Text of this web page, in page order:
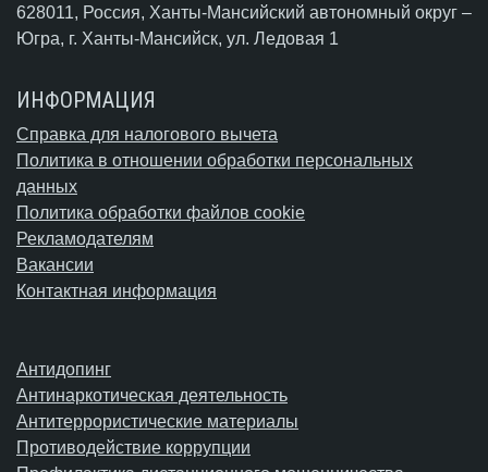
628011, Россия, Ханты-Мансийский автономный округ –
Югра, г. Ханты-Мансийск, ул. Ледовая 1
ИНФОРМАЦИЯ
Справка для налогового вычета
Политика в отношении обработки персональных
данных
Политика обработки файлов cookie
Рекламодателям
Вакансии
Контактная информация
Антидопинг
Антинаркотическая деятельность
Антитеррористические материалы
Противодействие коррупции